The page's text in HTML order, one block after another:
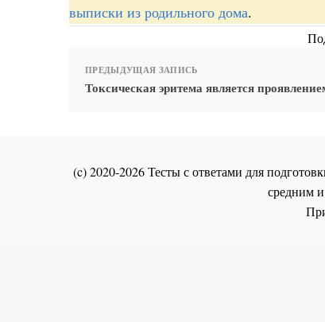
выписки из родильного дома.
ПРЕДЫДУЩАЯ ЗАПИСЬ
Токсическая эритема является
(c) 2020-2026 Тесты с ответами для
средним